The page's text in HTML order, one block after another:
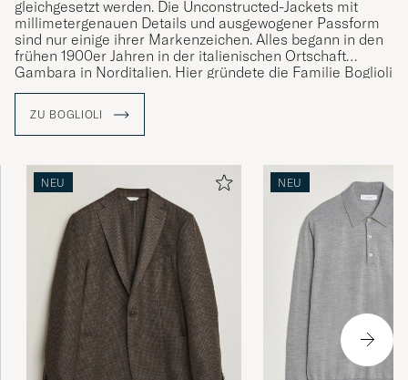
gleichgesetzt werden. Die Unconstructed-Jackets mit
millimetergenauen Details und ausgewogener Passform
sind nur einige ihrer Markenzeichen. Alles begann in den
frühen 1900er Jahren in der italienischen Ortschaft
Gambara in Norditalien. Hier gründete die Familie Boglioli
eine kleine Herrenschneiderei, die sich in den 1970er
neunziger Jahren fokussierte man sich ganz auf die
eigene Marke und entwickelte Boglioli, wie wir es heute
ZU BOGLIOLI
NEU NEU